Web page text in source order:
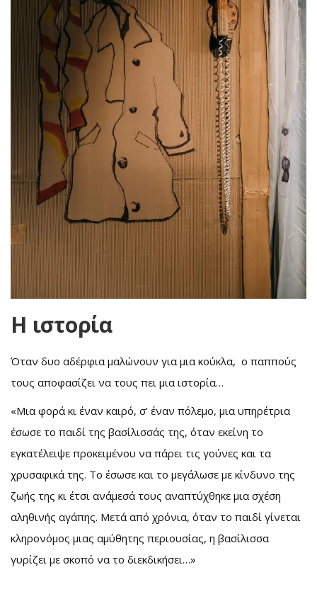
Η ιστορία
Όταν δυο αδέρφια μαλώνουν για μια κούκλα, ο παππούς
τους αποφασίζει να τους πει μια ιστορία…
«Μια φορά κι έναν καιρό, σ’ έναν πόλεμο, μια υπηρέτρια
έσωσε το παιδί της βασίλισσάς της, όταν εκείνη το
εγκατέλειψε προκειμένου να πάρει τις γούνες και τα
χρυσαφικά της. Το έσωσε και το μεγάλωσε με κίνδυνο της
ζωής της κι έτσι ανάμεσά τους αναπτύχθηκε μια σχέση
αληθινής αγάπης. Μετά από χρόνια, όταν το παιδί γίνεται
κληρονόμος μιας αμύθητης περιουσίας, η βασίλισσα
γυρίζει με σκοπό να το διεκδικήσει…»